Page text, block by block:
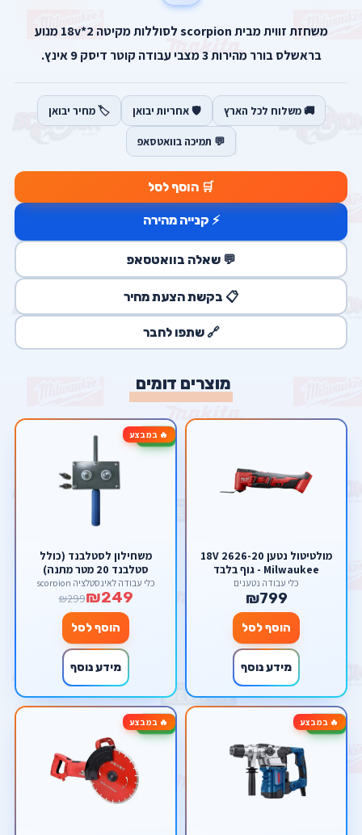
משחזת זווית מבית scorpion לסוללות מקיטה 2*18v מנוע
בראשלס בורר מהירות 3 מצבי עבודה קוטר דיסק 9 אינץ.
🚚 משלוח לכל הארץ 🛡️ אחריות יבואן 🏷️ מחיר יבואן
💬 תמיכה בוואטסאפ
🛒 הוסף לסל
⚡ קנייה מהירה
💬 שאלה בוואטסאפ
📋 בקשת הצעת מחיר
🔗 שתפו לחבר
מוצרים דומים
מולטיטול נטען 18V 2626-20
Milwaukee - גוף בלבד
כלי עבודה נטענים
₪799
הוסף לסל
מידע נוסף
🔥 במבצע-17%
משחילון לסטלבנד (כולל
סטלבנד 20 מטר מתנה)
כלי עבודה לאינסטלציה scorpion
₪249
₪299
הוסף לסל
מידע נוסף
🔥 במבצע-27% 🔥 במבצע-10%